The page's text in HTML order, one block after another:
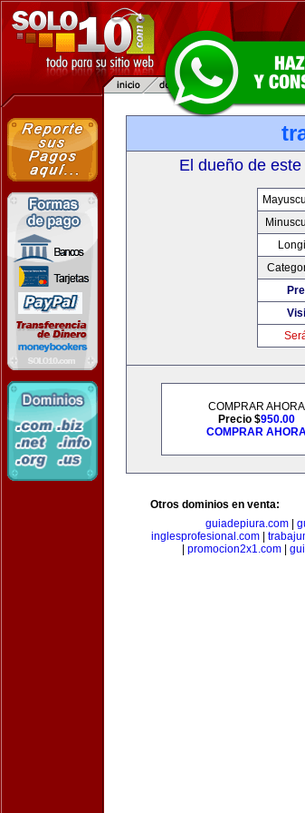
El dueño de
COMPRAR AHORA
Precio $950.00
COMPRAR
Otros dominios en venta:
guiadepiura.com|
inglesprofesional.com|
promocion2x1.com